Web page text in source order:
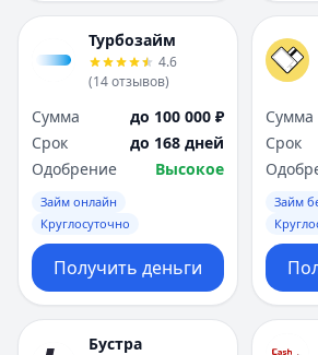
Турбозайм
4.6
(14отзывов)
Сумма
до 100 000 ₽
Срок
до 168 дней
Одобрение
Высокое
Займ онлайн
Круглосуточно
Получить деньги
Сумма
Срок
Займ
Бустра